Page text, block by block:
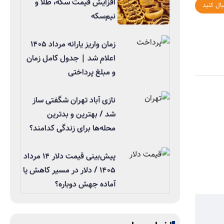
کنید
نیم‌سکه
زمان واریز یارانه مرداد ۱۴۰۵
اعلام شد | جدول کامل زمان
و مبلغ پرداختی
نازی آباد تهران شگفتی ساز
شد / بهترین و بدترین
محله‌ها برای زندگی کدامند؟
پیش‌بینی قیمت دلار ۱۴ مرداد
۱۴۰۵ / دلار در مسیر کاهش یا
آماده جهش دوباره؟